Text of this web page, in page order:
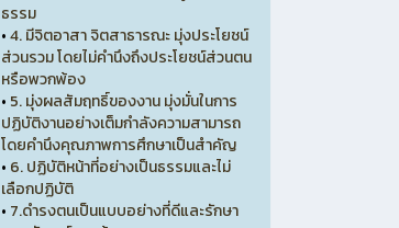
ธรรม
•4. มีจิตอาสา จิตสาธารณะ มุ่งประโยชน์
ส่วนรวม โดยไม่คำนึงถึงประโยชน์ส่วนตน
หรือพวกพ้อง
• 5. มุ่งผลสัมฤทธิ์ของงาน มุ่งมั่นในการ
ปฏิบัติงานอย่างเต็มกำลังความสามารถ
โดยคำนึงคุณภาพการศึกษาเป็นสำคัญ
• 6. ปฏิบัติหน้าที่อย่างเป็นธรรมและไม่
เลือกปฏิบัติ
• 7.ดำรงตนเป็นแบบอย่างที่ดีและรักษา